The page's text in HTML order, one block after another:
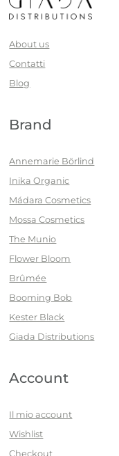
About us
Contatti
Blog
Brand
Annemarie Börlind
Inika Organic
Mádara Cosmetics
Mossa Cosmetics
The Munio
Flower Bloom
Brûmée
Booming Bob
Kester Black
Giada Distributions
Account
Il mio account
Wishlist
Checkout